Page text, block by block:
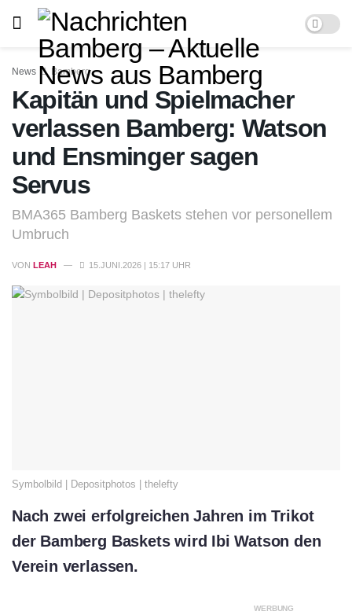
News Bamberg
Kapitän und Spielmacher
verlassen Bamberg: Watson
und Ensminger sagen
Servus
BMA365 Bamberg Baskets stehen vor personellem
Umbruch
VON LEAH 15.JUNI.2026 | 15:17 UHR
Symbolbild | Depositphotos | thelefty
Nach zwei erfolgreichen Jahren im Trikot
der Bamberg Baskets wird Ibi Watson den
Verein verlassen.
WERBUNG